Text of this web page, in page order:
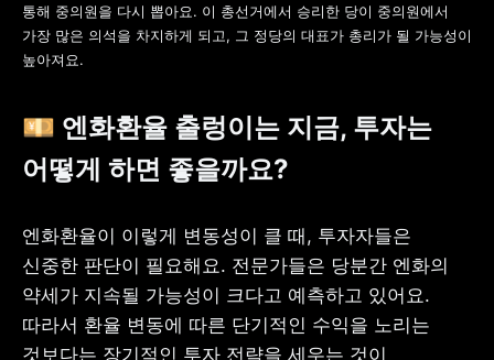
통해 중의원을 다시 뽑아요. 이 총선거에서 승리한 당이 중의원에서
가장 많은 의석을 차지하게 되고, 그 정당의 대표가 총리가 될 가능성이
높아져요.
💴 엔화환율 출렁이는 지금, 투자는
어떻게 하면 좋을까요?
엔화환율이 이렇게 변동성이 클 때, 투자자들은
신중한 판단이 필요해요. 전문가들은 당분간 엔화의
약세가 지속될 가능성이 크다고 예측하고 있어요.
따라서 환율 변동에 따른 단기적인 수익을 노리는
것보다는 장기적인 투자 전략을 세우는 것이